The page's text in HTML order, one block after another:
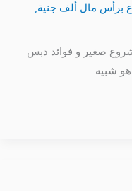
مال ألف جنية,
صغير و فوائد دبس